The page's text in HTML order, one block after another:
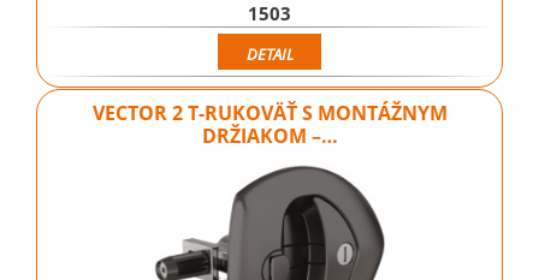
1503
DETAIL
VECTOR 2 T-RUKOVÄŤ S MONTÁŽNYM
DRŽIAKOM –…